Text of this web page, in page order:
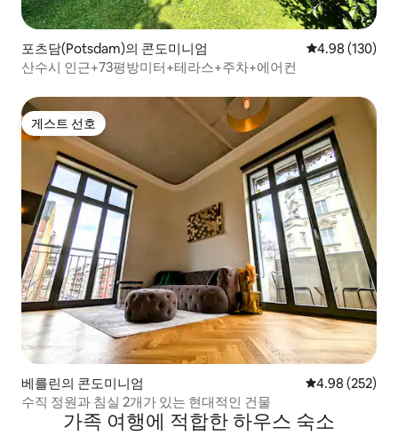
포츠담(Potsdam)의 콘도미니엄 평점 4.98점(5
4.98 (130)
산수시 인근+73평방미터+테라스+주차+에어컨
게스트 선호
게스트 선호
베를린의 콘도미니엄 평점 4.98점(5
4.98 (252)
수직 정원과 침실 2개가 있는 현대적인 건물
가족 여행에 적합한 하우스 숙소